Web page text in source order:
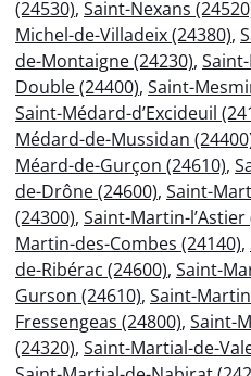
(24530), Saint-Nexans
Michel-de-Villadeix (24380),
de-Montaigne (24230),
Double (24400), Saint-
Saint-Médard-d’Excideuil
Médard-de-Mussidan
Méard-de-Gurçon (24610),
de-Drône (24600), Saint-
(24300), Saint-Martin-l’Astier
Martin-des-Combes (24140),
de-Ribérac (24600), Saint-
Gurson (24610), Saint-
Fressengeas (24800), Saint-
(24320), Saint-Martial-de-